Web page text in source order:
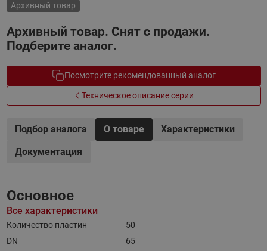
Архивный товар
Архивный товар. Снят с продажи.
Подберите аналог.
Посмотрите рекомендованный аналог
Техническое описание серии
Подбор аналога О товаре
Характеристики
Документация
Основное
Все характеристики
Количество пластин
50
DN
65